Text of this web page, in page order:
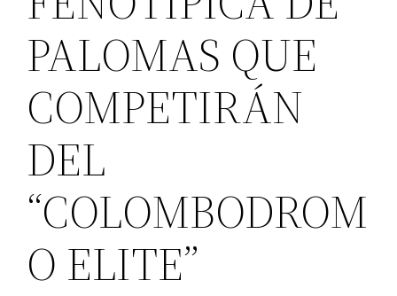
PALOMAS QUE
COMPETIRÁN
DEL
“COLOMBODROM
O ELITE”